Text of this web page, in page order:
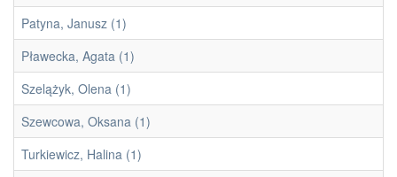
Patyna, Janusz (1)
Pławecka, Agata (1)
Szelążyk, Olena (1)
Szewcowa, Oksana (1)
Turkiewicz, Halina (1)